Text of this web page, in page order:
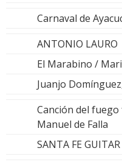
Carnaval de
ANTONIO LAURO
El Marabino /
Juanjo
Canción del
Manuel de Falla
SANTA FE